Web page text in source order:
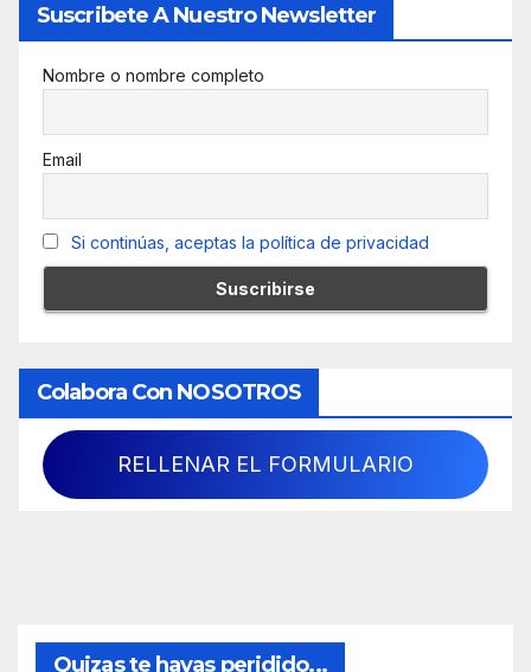
Suscribete A Nuestro Newsletter
Nombre o nombre completo
Email
Si continúas, aceptas la política de privacidad
Colabora Con NOSOTROS
RELLENAR EL FORMULARIO
Quizas te hayas peridido...